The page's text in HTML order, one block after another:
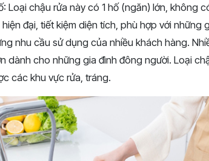
Loại chậu rửa này có 1 hố (ngăn) lớn, không
đại, tiết kiệm diện tích, phù hợp với những
nhu cầu sử dụng của nhiều khách hàng.
dành cho những gia đình đông người. Loại
các khu vực rửa, tráng.